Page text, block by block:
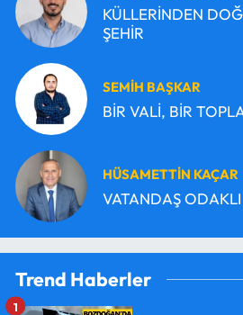
KÜLLERİNDEN
ŞEHİR
SEMİH BAŞKAR
BİR VALİ, BİR
HÜSAMETTİN KAÇAR
VATANDAŞ
Trend Haberler
1